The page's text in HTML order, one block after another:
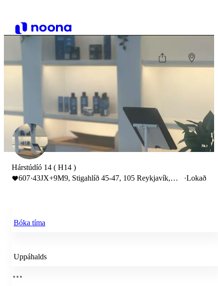
Hárstúdíó 14 ( H14 )
607·43JX+9M9, Stigahlíð 45-47, 105 Reykjavík,
·Lokað
Bóka tíma
Uppáhalds